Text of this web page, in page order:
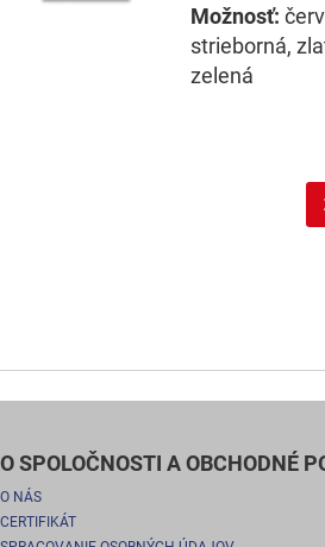
Možnosť:
strieborná,
zelená
O SPOLOČNOSTI A OBCHODNÉ
O NÁS
CERTIFIKÁT